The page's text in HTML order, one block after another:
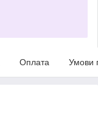
Оплата Умови